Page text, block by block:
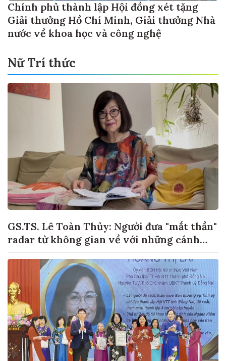
Chính phủ thành lập Hội đồng xét tặng
Giải thưởng Hồ Chí Minh, Giải thưởng Nhà
nước về khoa học và công nghệ
Nữ Trí thức
GS.TS. Lê Toàn Thủy: Người đưa "mắt thần"
radar từ không gian về với những cánh